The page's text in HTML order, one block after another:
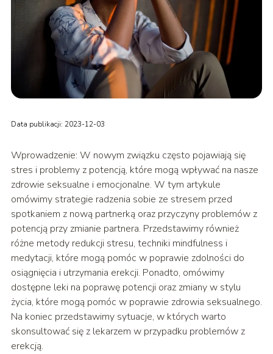
Data publikacji: 2023-12-03
Wprowadzenie: W nowym związku często pojawiają się
stres i problemy z potencją, które mogą wpływać na nasze
zdrowie seksualne i emocjonalne. W tym artykule
omówimy strategie radzenia sobie ze stresem przed
spotkaniem z nową partnerką oraz przyczyny problemów z
potencją przy zmianie partnera. Przedstawimy również
różne metody redukcji stresu, techniki mindfulness i
medytacji, które mogą pomóc w poprawie zdolności do
osiągnięcia i utrzymania erekcji. Ponadto, omówimy
dostępne leki na poprawę potencji oraz zmiany w stylu
życia, które mogą pomóc w poprawie zdrowia seksualnego.
Na koniec przedstawimy sytuacje, w których warto
skonsultować się z lekarzem w przypadku problemów z
erekcją.